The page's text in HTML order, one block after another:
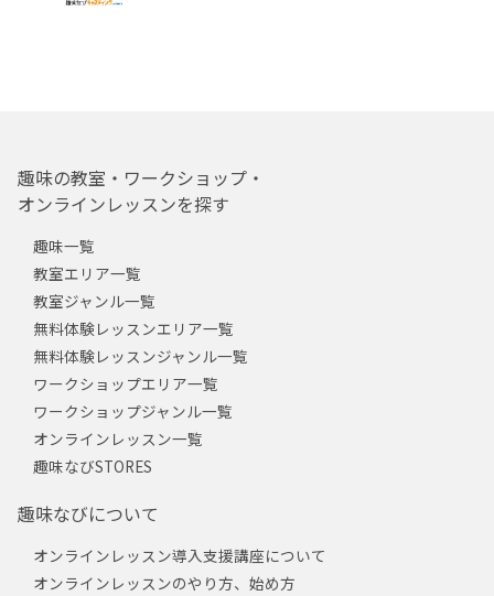
趣味の教室・ワークショップ・
オンラインレッスンを探す
趣味一覧
教室エリア一覧
教室ジャンル一覧
無料体験レッスンエリア一覧
無料体験レッスンジャンル一覧
ワークショップエリア一覧
ワークショップジャンル一覧
オンラインレッスン一覧
趣味なびSTORES
趣味なびについて
オンラインレッスン導入支援講座について
オンラインレッスンのやり方、始め方